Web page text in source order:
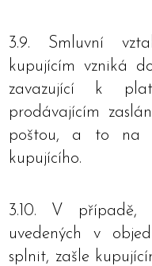
3.9. Smluvní
kupujícím vzniká
zavazující k
prodávajícím
poštou, a to na
kupujícího.
3.10. V případě,
uvedených v
splnit, zašle